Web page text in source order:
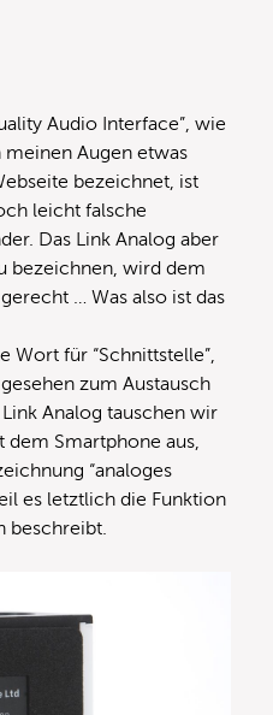
Audio Interface”, wie
meinen Augen etwas
bezeichnet, ist
leicht falsche
Das Link Analog aber
bezeichnen, wird dem
… Was also ist das
Wort für “Schnittstelle”,
zum Austausch
Analog tauschen wir
Smartphone aus,
“analoges
es letztlich die Funktion
beschreibt.